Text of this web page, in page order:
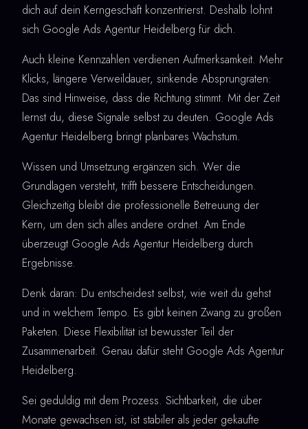
dich auf dein Kerngeschäft konzentrierst. Deshalb lohnt
sich Google Ads Agentur Heidelberg für dich.
Auch kleine Kennzahlen verdienen Aufmerksamkeit. Mehr
Klicks, längere Verweildauer, sinkende Absprungraten:
Das sind Hinweise, dass die Richtung stimmt. Mit der Zeit
lernst du, diese Signale selbst zu deuten. Google Ads
Agentur Heidelberg bringt planbares Wachstum.
Wissen und Umsetzung ergänzen sich. Wer die
Grundlagen versteht, trifft bessere Entscheidungen.
Gleichzeitig bleibt die professionelle Betreuung der
Kern, um den sich alles andere ordnet. Am Ende
überzeugt Google Ads Agentur Heidelberg durch
Ergebnisse.
Denk daran: Du entscheidest selbst, wie weit du gehst
und in welchem Tempo. Es gibt keinen Zwang zu großen
Paketen. Diese Flexibilität ist bewusster Teil der
Zusammenarbeit. Genau dafür steht Google Ads Agentur
Heidelberg.
Sei geduldig mit dem Prozess. Sichtbarkeit, die über
Monate gewachsen ist, ist stabiler als jeder gekaufte